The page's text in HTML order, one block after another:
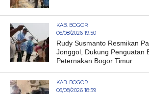
KAB. BOGOR
06/08/2026 19:50
Rudy Susmanto Resmikan
Jonggol, Dukung Penguatan
Peternakan Bogor Timur
KAB. BOGOR
06/08/2026 18:59